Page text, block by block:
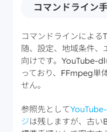
コマンドライン
コマンドラインによる
随、設定、地域条件、
向けです。YouTube-
っており、FFmpeg単
せん。
参照先として
ジは残しますが、古